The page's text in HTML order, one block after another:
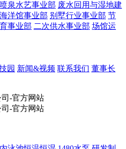
喷泉水艺事业部 废水回用与湿地建
洋馆事业部 别墅行业事业部 节
事业部 二次供水事业部 场馆运
园 新闻&视频 联系我们 董事长